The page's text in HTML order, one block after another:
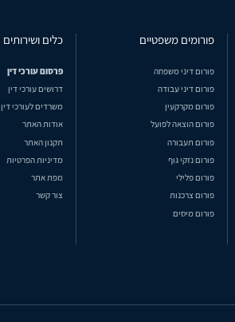
פורומים משפטיים
פורום דיני משפחה
פורום דיני עבודה
פורום מקרקעין
פורום הוצאה לפועל
פורום תעבורה
פורום נזקי גוף
פורום פלילי
פורום צרכנות
פורום מיסים
כלים ושירותים
פרסום עורכי דין
דרושים עורכי דין
משרדים לעורכי דין
אודות האתר
תקנון האתר
מדיניות הפרטיות
מפת אתר
צור קשר